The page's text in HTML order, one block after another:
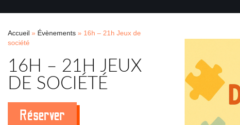
Accueil » Évènements » 16h – 21h Jeux de
société
16H – 21H JEUX
DE SOCIÉTÉ
Réserver